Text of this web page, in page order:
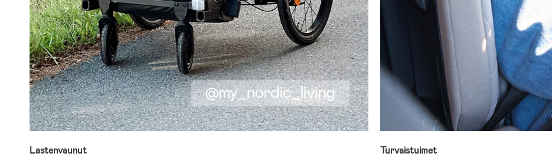
Lastenvaunut Turvaistuimet